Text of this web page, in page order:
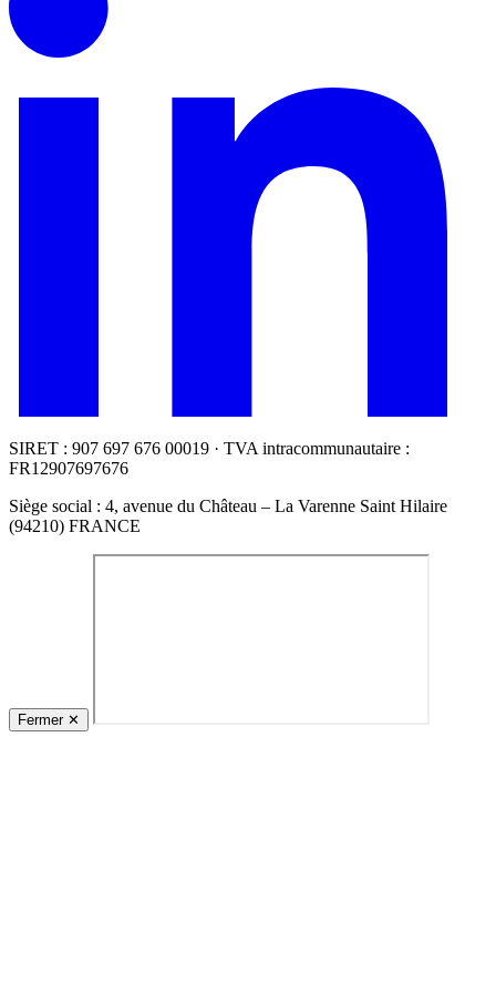
SIRET : 907 697 676 00019 · TVA intracommunautaire :
FR12907697676
Siège social : 4, avenue du Château – La Varenne Saint Hilaire
(94210) FRANCE
Fermer ✕